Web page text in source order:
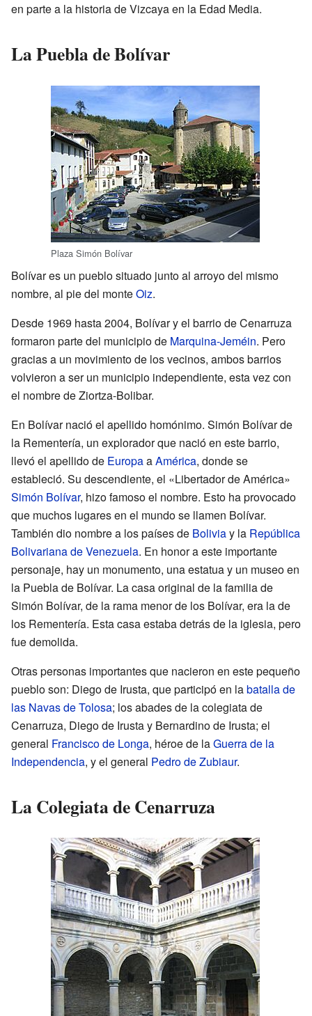
en parte a la historia de Vizcaya en la Edad Media.
La Puebla de Bolívar
Plaza Simón Bolívar
Bolívar es un pueblo situado junto al arroyo del mismo
nombre, al pie del monteOiz.
Desde 1969 hasta 2004, Bolívar y el barrio de Cenarruza
formaron parte del municipio de Marquina-Jeméin. Pero
gracias a un movimiento de los vecinos, ambos barrios
volvieron a ser un municipio independiente, esta vez con
el nombre de Ziortza-Bolibar.
En Bolívar nació el apellido homónimo. Simón Bolívar de
la Rementería, un explorador que nació en este barrio,
llevó el apellido de EuropaaAmérica, donde se
estableció. Su descendiente, el «Libertador de América»
Simón Bolívar, hizo famoso el nombre. Esto ha provocado
que muchos lugares en el mundo se llamen Bolívar.
También dio nombre a los países de Boliviay la República
Bolivariana de Venezuela. En honor a este importante
personaje, hay un monumento, una estatua y un museo en
la Puebla de Bolívar. La casa original de la familia de
Simón Bolívar, de la rama menor de los Bolívar, era la de
los Rementería. Esta casa estaba detrás de la iglesia, pero
fue demolida.
Otras personas importantes que nacieron en este pequeño
pueblo son: Diego de Irusta, que participó en labatalla de
las Navas de Tolosa; los abades de la colegiata de
Cenarruza, Diego de Irusta y Bernardino de Irusta; el
general Francisco de Longa, héroe de laGuerra de la
Independencia, y el general Pedro de Zubiaur.
La Colegiata de Cenarruza